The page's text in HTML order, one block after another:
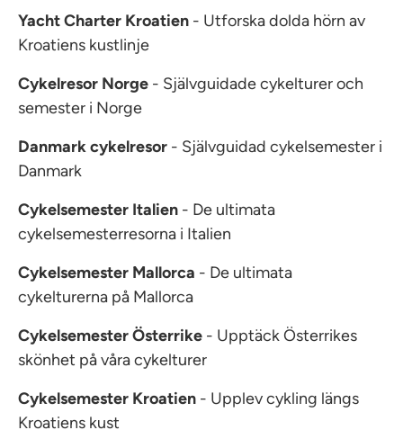
Yacht Charter Kroatien - Utforska dolda hörn av
Kroatiens kustlinje
Cykelresor Norge - Självguidade cykelturer och
semester i Norge
Danmark cykelresor - Självguidad cykelsemester i
Danmark
Cykelsemester Italien - De ultimata
cykelsemesterresorna i Italien
Cykelsemester Mallorca - De ultimata
cykelturerna på Mallorca
Cykelsemester Österrike - Upptäck Österrikes
skönhet på våra cykelturer
Cykelsemester Kroatien - Upplev cykling längs
Kroatiens kust